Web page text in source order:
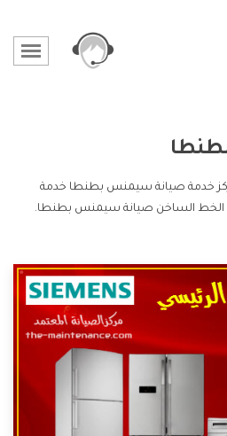
خدمة صيانة سيمنس بطنطا خدمة
الساخن صيانة سيمنس بطنطا.